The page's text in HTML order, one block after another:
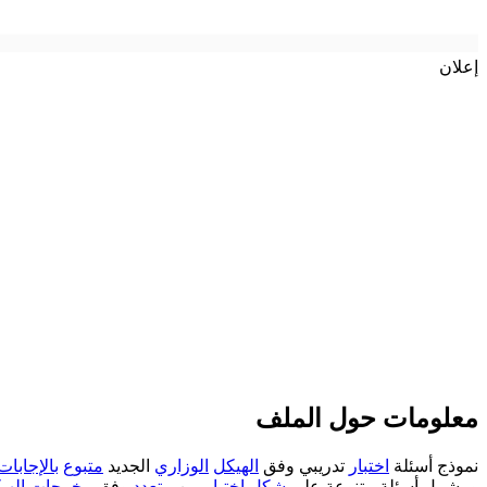
إعلان
معلومات حول الملف
نموذج أسئلة اختبار تدريبي وفق الهيكل الوزاري الجديد متبوع